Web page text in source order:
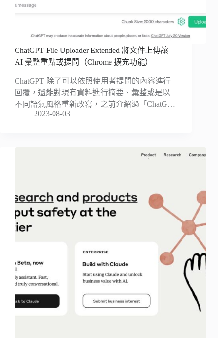
ChatGPT File Uploader Extended 將文件上傳讓
AI 彙整重點或提問（Chrome 擴充功能）
ChatGPT 除了可以依照使用者提問的內容進行
回覆，還能對現有資料進行摘要、彙整或是以
不同語氣風格重新改寫，之前介紹過「ChatG…
2023-08-03